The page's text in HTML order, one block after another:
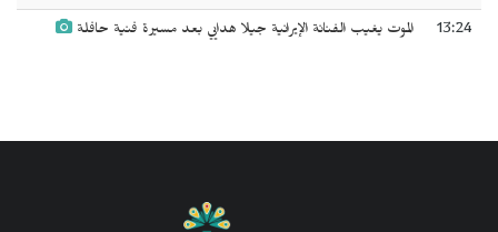
13:24 الموت يغيب الفنانة الإيرانية جيلا هدايي بعد مسيرة فنية حافلة